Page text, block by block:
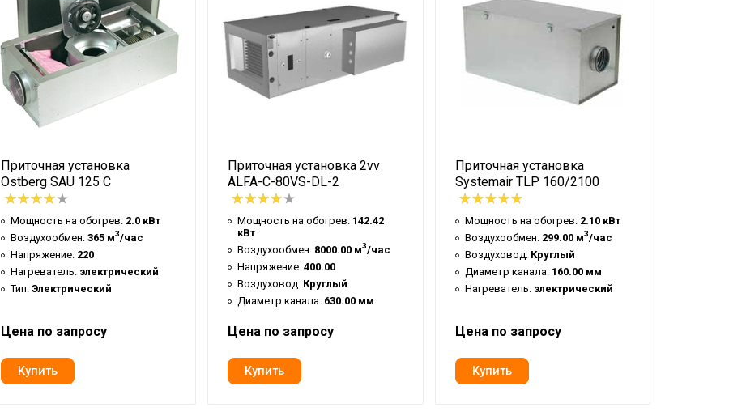
электрический
400/50/3 в/Гц/Ф
1125x500x354 мм
Приточная установка
Ostberg SAU 125 C
Мощность на обогрев: 2.0 кВт
Воздухообмен: 365 м3/час
Напряжение: 220
Нагреватель: электрический
Тип: Электрический
Цена по запросу
Приточная установка 2vv
ALFA-C-80VS-DL-2
Мощность на обогрев: 142.42
кВт
Воздухообмен: 8000.00 м3/час
Напряжение: 400.00
Воздуховод: Круглый
Диаметр канала: 630.00 мм
Цена по запросу
Приточная установка
Systemair TLP 160/2100
Мощность на обогрев: 2.10 кВт
Воздухообмен: 299.00 м3/час
Воздуховод: Круглый
Диаметр канала: 160.00 мм
Нагреватель: электрический
Цена по запросу